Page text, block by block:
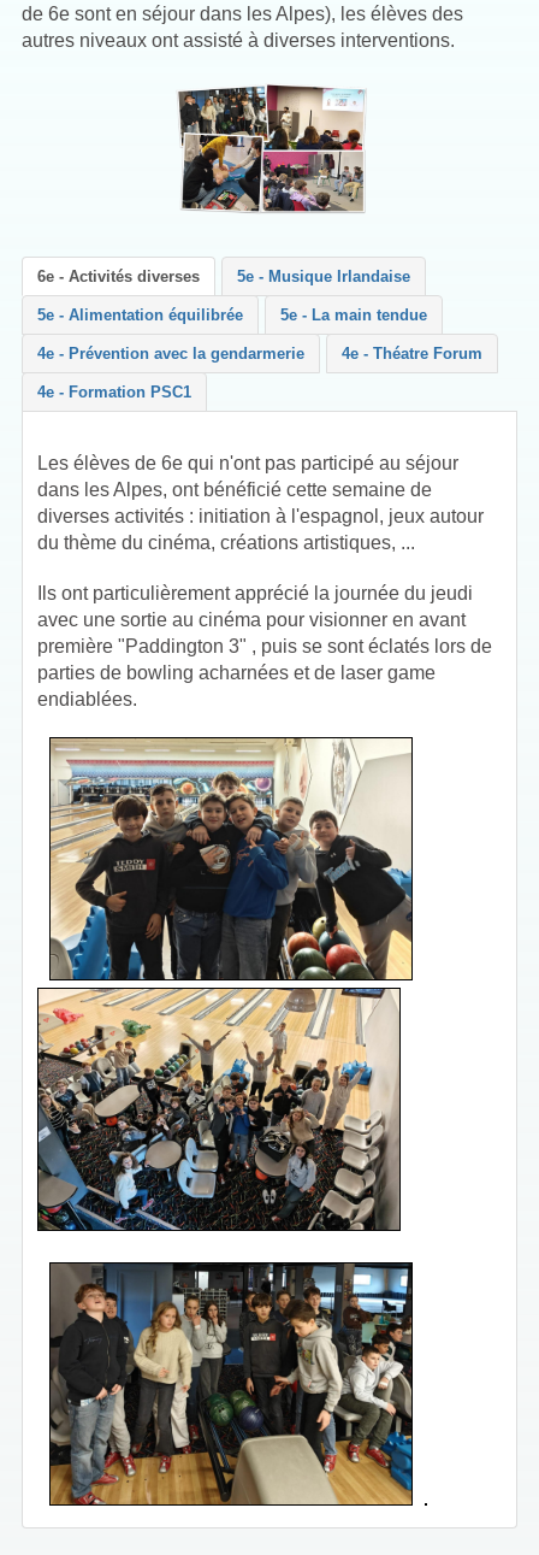
de 6e sont en séjour dans les Alpes), les élèves des
autres niveaux ont assisté à diverses interventions.
6e - Activités diverses 5e - Musique Irlandaise
5e - Alimentation équilibrée 5e - La main tendue
4e - Prévention avec la gendarmerie 4e - Théatre Forum
4e - Formation PSC1
Les élèves de 6e qui n'ont pas participé au séjour
dans les Alpes, ont bénéficié cette semaine de
diverses activités : initiation à l'espagnol, jeux autour
du thème du cinéma, créations artistiques, ...
Ils ont particulièrement apprécié la journée du jeudi
avec une sortie au cinéma pour visionner en avant
première "Paddington 3" , puis se sont éclatés lors de
parties de bowling acharnées et de laser game
endiablées.